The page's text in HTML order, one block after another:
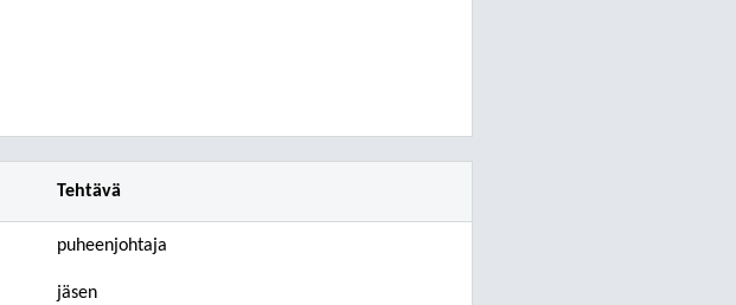
Tehtävä
puheenjohtaja
jäsen